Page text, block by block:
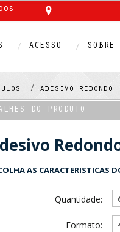
ACESSO SOBRE
/ adesivo
DO PRODUTO
AS CARACTERISTICAS
Quantidade:
Formato: